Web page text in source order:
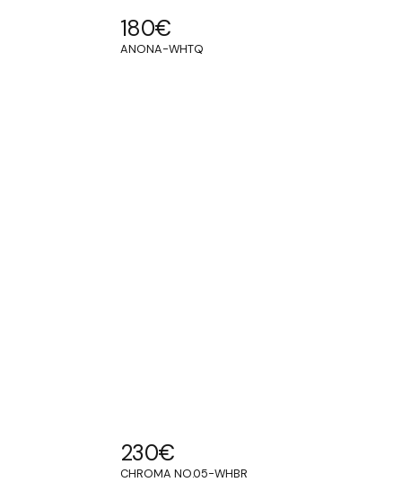
180€
ANONA-WHTQ
230€
CHROMA NO.05-WHBR